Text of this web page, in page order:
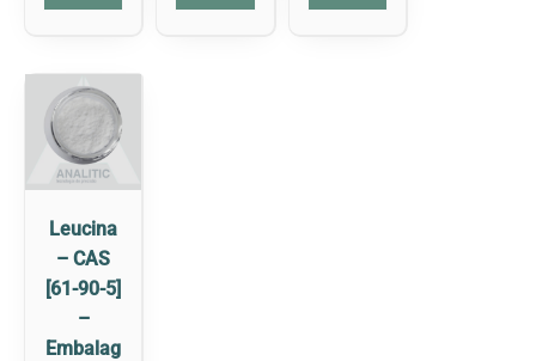
Leucina
– CAS
[61-90-5]
–
Embalag